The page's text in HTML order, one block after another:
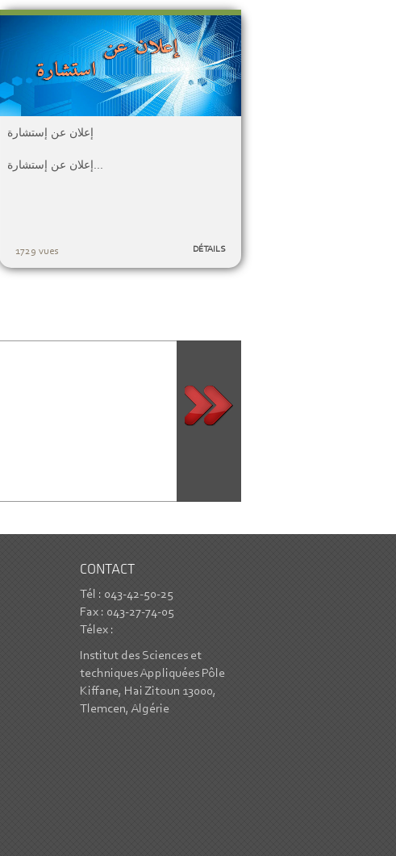
إعلان عن إستشارة
1729 vues DÉTAILS
CONTACT
Tél : 043-42-50-25
Fax : 043-27-74-05
Télex :
Institut des Sciences et
techniques Appliquées Pôle
Kiffane, Hai Zitoun 13000,
Tlemcen, Algérie